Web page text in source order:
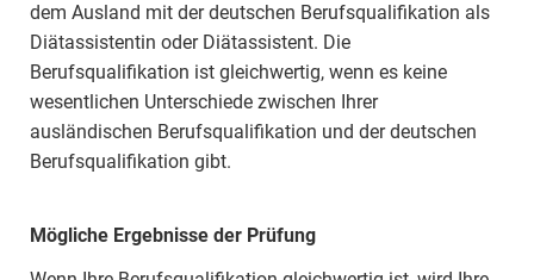
dem Ausland mit der deutschen Berufsqualifikation als
Diätassistentin oder Diätassistent. Die
Berufsqualifikation ist gleichwertig, wenn es keine
wesentlichen Unterschiede zwischen Ihrer
ausländischen Berufsqualifikation und der deutschen
Berufsqualifikation gibt.
Mögliche Ergebnisse der Prüfung